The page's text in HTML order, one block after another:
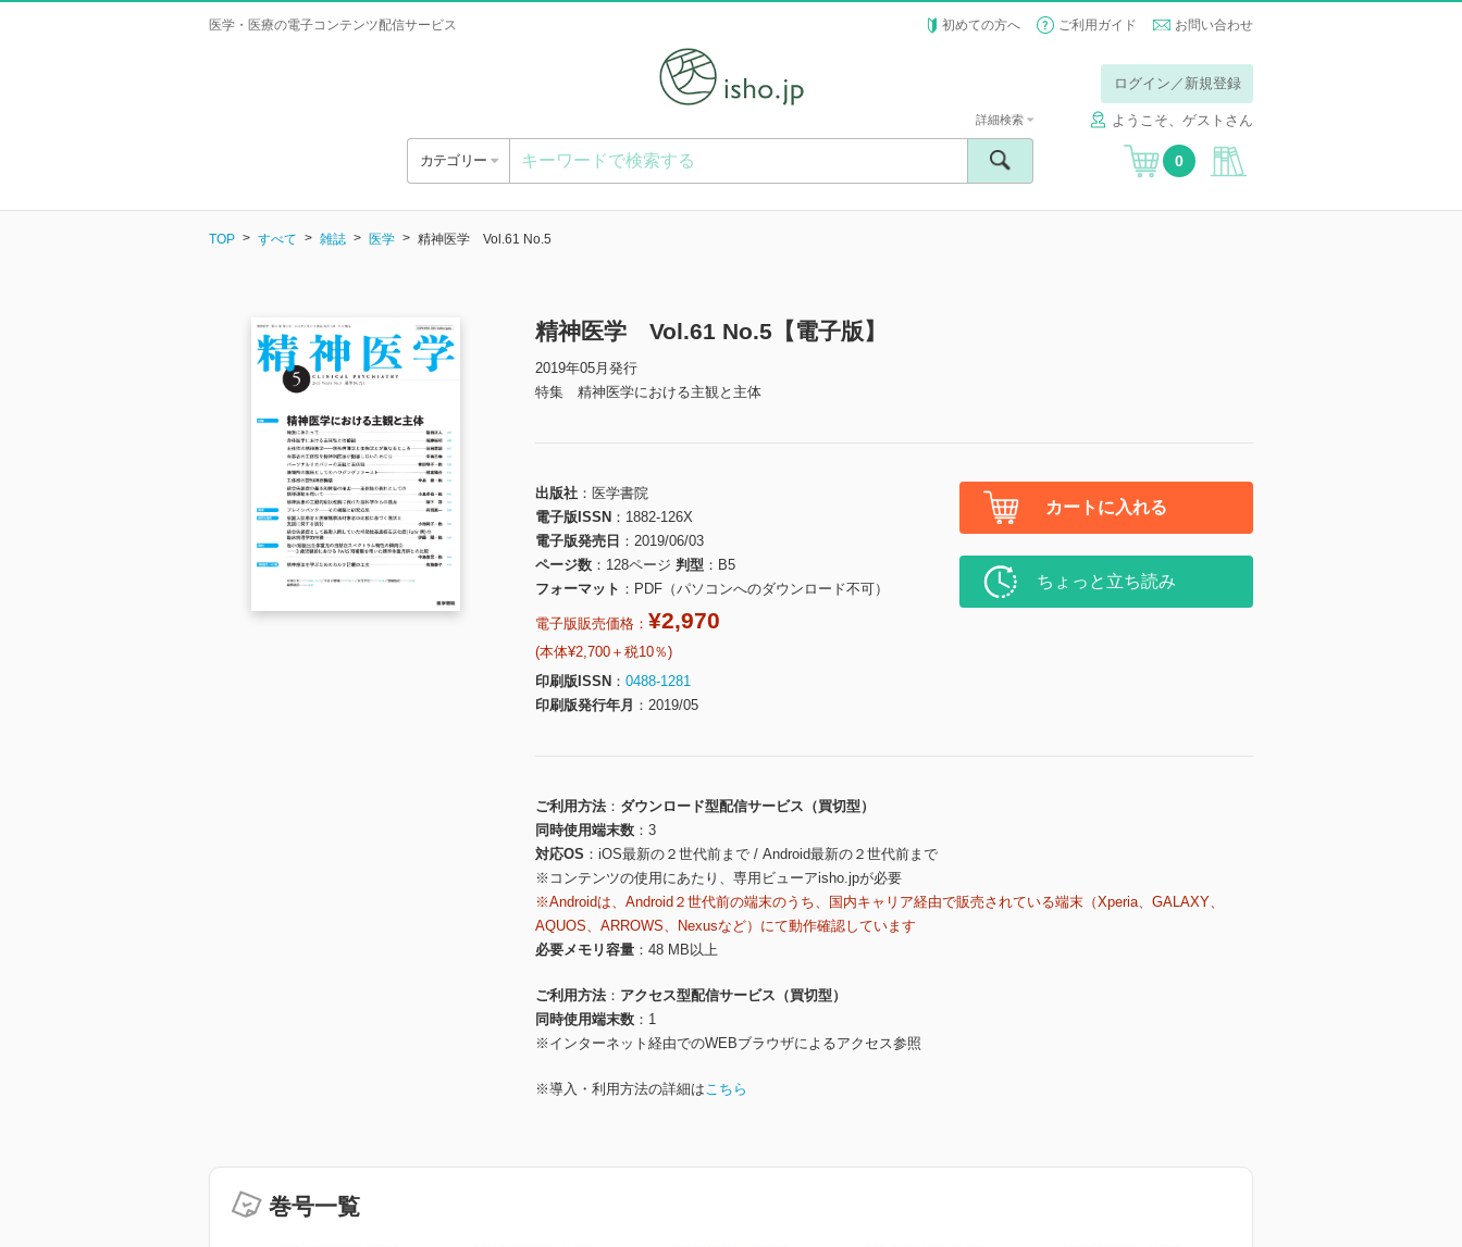
医学・医療の電子コンテンツ配信サービス 初めての方へ ご利用ガイド お問い合わせ
ログイン／新規登録
ようこそ、ゲストさん
カテゴリー
詳細検索
0
TOP すべて 雑誌 医学 精神医学 Vol.61 No.5
精神医学 Vol.61 No.5【電子版】
2019年05月発行
特集 精神医学における主観と主体
出版社
医学書院
電子版ISSN
1882-126X
電子版発売日
2019/06/03
ページ数
128ページ 判型
B5
フォーマット
PDF（パソコンへのダウンロード不可）
電子版販売価格： ¥2,970
(本体¥2,700＋税10％)
印刷版ISSN
0488-1281
印刷版発行年月
2019/05
カートに入れる
ちょっと立ち読み
ご利用方法
ダウンロード型配信サービス（買切型）
同時使用端末数
3
対応OS
iOS最新の２世代前まで / Android最新の２世代前まで
※コンテンツの使用にあたり、専用ビューアisho.jpが必要
※Androidは、Android２世代前の端末のうち、国内キャリア経由で販売されている端末（Xperia、GALAXY、
AQUOS、ARROWS、Nexusなど）にて動作確認しています
必要メモリ容量
48 MB以上
ご利用方法
アクセス型配信サービス（買切型）
同時使用端末数
1
※インターネット経由でのWEBブラウザによるアクセス参照
※導入・利用方法の詳細はこちら
巻号一覧